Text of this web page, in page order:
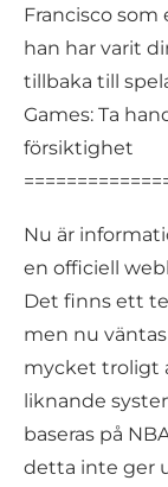
Francisco
han har varit
tillbaka till
Games: Ta
försiktighet
Nu är
en officiell
Det finns ett
men nu
mycket troligt
liknande
baseras på
detta inte ger